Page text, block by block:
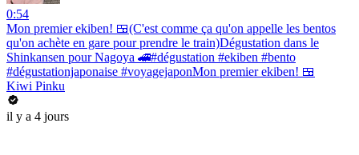
0:54
Mon premier ekiben! 🍱(C'est comme ça qu'on appelle les bentos
qu'on achète en gare pour prendre le train)Dégustation dans le
Shinkansen pour Nagoya 🚄#dégustation #ekiben #bento
#dégustationjaponaise #voyagejaponMon premier ekiben! 🍱
Kiwi Pinku
il y a 4 jours